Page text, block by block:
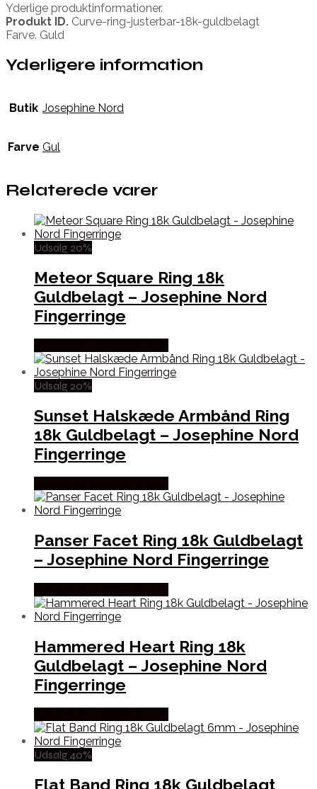
Yderlige produktinformationer.
Produkt ID. Curve-ring-justerbar-18k-guldbelagt
Farve. Guld
Yderligere information
Butik Josephine Nord
Farve Gul
Relaterede varer
Udsalg 20%
Meteor Square Ring 18k
Guldbelagt – Josephine Nord
Fingerringe
Udsalg 20%
Sunset Halskæde Armbånd Ring
18k Guldbelagt – Josephine Nord
Fingerringe
Panser Facet Ring 18k Guldbelagt
– Josephine Nord Fingerringe
Hammered Heart Ring 18k
Guldbelagt – Josephine Nord
Fingerringe
Udsalg 40%
Flat Band Ring 18k Guldbelagt